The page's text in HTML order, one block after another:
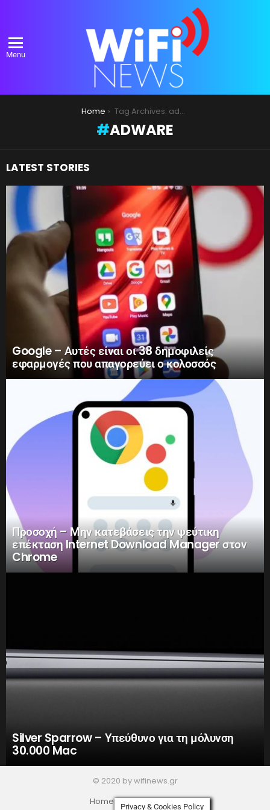
Menu
Home Tag Archives: adware
ADWARE
LATEST STORIES
Google – Αυτές είναι οι 38 δημοφιλείς
εφαρμογές που απαγορεύει ο κολοσσός
Προσοχή – Μην κατεβάσεις την ψεύτικη
επέκταση Internet Download Manager στον
Chrome
Silver Sparrow – Υπεύθυνο για τη μόλυνση
30.000 Mac
© 2020 by wifinews.gr
Home
Privacy Policy
Privacy & Cookies Policy